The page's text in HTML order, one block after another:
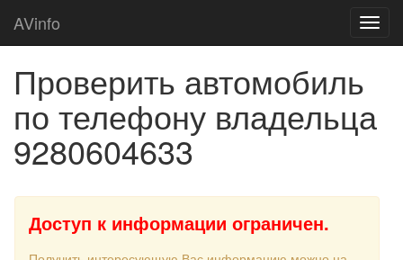
AVinfo
Проверить автомобиль
по телефону владельца
9280604633
Доступ к информации ограничен.